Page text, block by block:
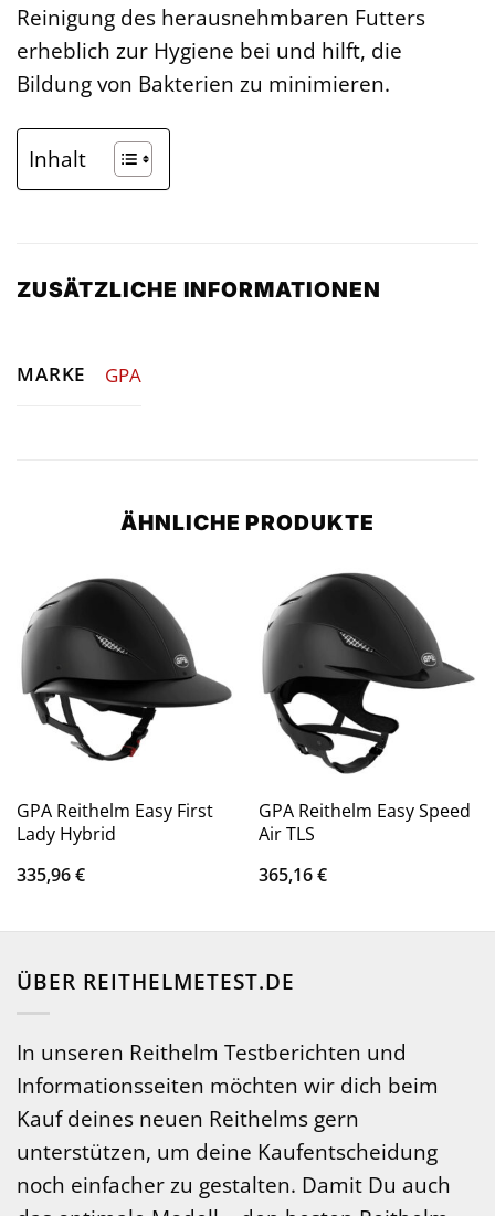
Reinigung des herausnehmbaren Futters
erheblich zur Hygiene bei und hilft, die
Bildung von Bakterien zu minimieren.
Inhalt
ZUSÄTZLICHE INFORMATIONEN
MARKE GPA
ÄHNLICHE PRODUKTE
GPA Reithelm Easy First
Lady Hybrid
335,96€
GPA Reithelm Easy Speed
Air TLS
365,16€
ÜBER REITHELMETEST.DE
In unseren Reithelm Testberichten und
Informationsseiten möchten wir dich beim
Kauf deines neuen Reithelms gern
unterstützen, um deine Kaufentscheidung
noch einfacher zu gestalten. Damit Du auch